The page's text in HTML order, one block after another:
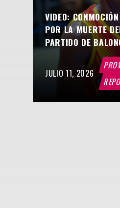
VIDEO:
POR LA MUERTE
PARTIDO DE
JULIO 11, 2026